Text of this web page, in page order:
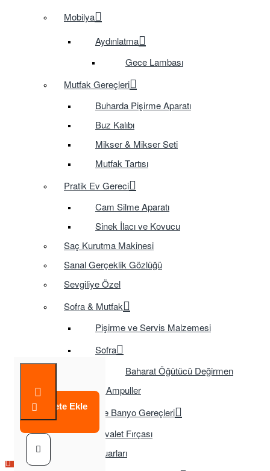
Mobilya
Aydınlatma
Gece Lambası
Mutfak Gereçleri
Buharda Pişirme Aparatı
Buz Kalıbı
Mikser & Mikser Seti
Mutfak Tartısı
Pratik Ev Gereci
Cam Silme Aparatı
Sinek İlacı ve Kovucu
Saç Kurutma Makinesi
Sanal Gerçeklik Gözlüğü
Sevgiliye Özel
Sofra & Mutfak
Pişirme ve Servis Malzemesi
Sofra
Baharat Öğütücü Değirmen
Tasarruflu Ampuller
Temizlik ve Banyo Gereçleri
Tuvalet Fırçası
TV Aksesuarları
Sepete Ekle
Çok Satılan Ürün
Çok Satılan Ürün